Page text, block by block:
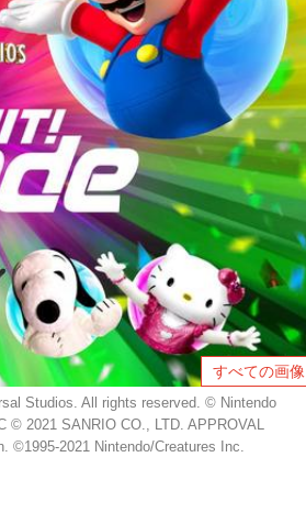
すべての画像
Studios. All rights reserved. © Nintendo
© 2021 SANRIO CO., LTD. APPROVAL
©1995-2021 Nintendo/Creatures Inc.